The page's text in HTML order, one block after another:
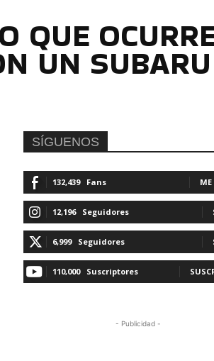
QUE
UN SUBARU
SÍGUENOS
132,439 Fans
12,196 Seguidores
6,999 Seguidores
110,000 Suscriptores
- Publicidad -